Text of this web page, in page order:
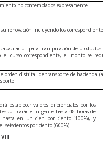
no contemplados expresamente
renovación incluyendo los
para manipulación de productos
el curso correspondiente, el monto se
orden distrital de transporte de hacienda
establecer valores diferenciales por los
con carácter urgente hasta 48 horas de
hasta en un cien por ciento (100%), y
seiscientos por ciento (600%).
VIII